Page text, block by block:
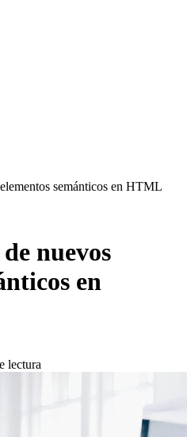
semánticos en HTML
nuevos
en
lectura